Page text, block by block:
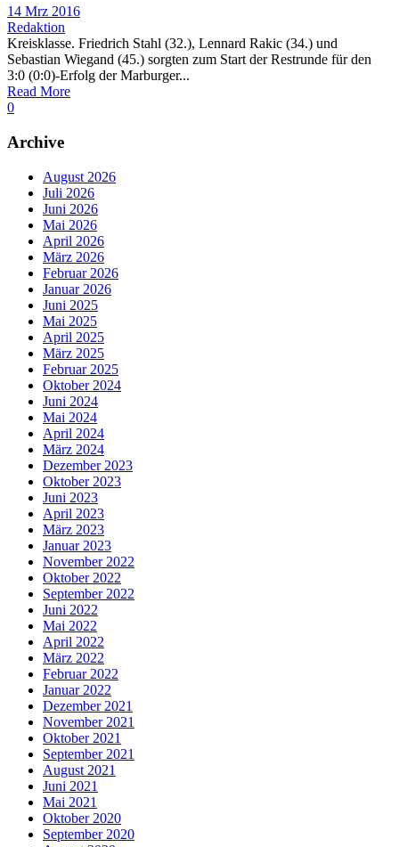
14 Mrz 2016
Redaktion
Kreisklasse. Friedrich Stahl (32.), Lennard Rakic (34.) und
Sebastian Wiegand (45.) sorgten zum Start der Restrunde für den
3:0 (0:0)-Erfolg der Marburger...
Read More
0
Archive
August 2026
Juli 2026
Juni 2026
Mai 2026
April 2026
März 2026
Februar 2026
Januar 2026
Juni 2025
Mai 2025
April 2025
März 2025
Februar 2025
Oktober 2024
Juni 2024
Mai 2024
April 2024
März 2024
Dezember 2023
Oktober 2023
Juni 2023
April 2023
März 2023
Januar 2023
November 2022
Oktober 2022
September 2022
Juni 2022
Mai 2022
April 2022
März 2022
Februar 2022
Januar 2022
Dezember 2021
November 2021
Oktober 2021
September 2021
August 2021
Juni 2021
Mai 2021
Oktober 2020
September 2020